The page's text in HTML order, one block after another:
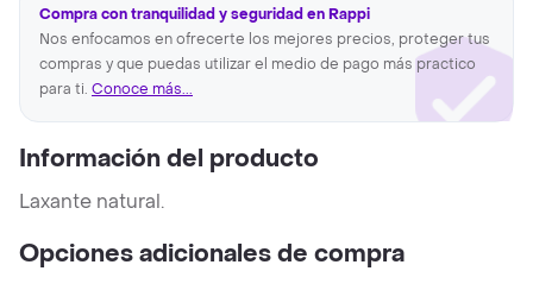
Compra con tranquilidad y seguridad en Rappi
Nos enfocamos en ofrecerte los mejores precios, proteger tus
compras y que puedas utilizar el medio de pago más practico
para ti. Conoce más...
Información del producto
Laxante natural.
Opciones adicionales de compra